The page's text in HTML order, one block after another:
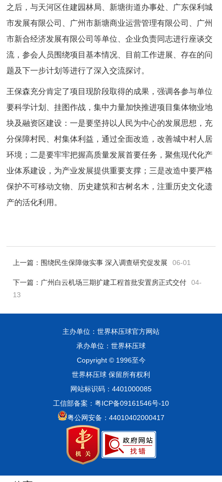
之后，与天河区住建园林局、新塘街道办事处、广东保利城
市发展有限公司、广州市新塘商业运营管理有限公司、广州
市新合经济发展有限公司等单位、企业负责同志进行座谈交
流，参会人员围绕项目基本情况、目前工作进展、存在的问
题及下一步计划等进行了深入交流探讨。
王保森充分肯定了项目现阶段取得的成果，强调各参与单位
要科学计划、挂图作战，集中力量加快推进项目集体物业地
块及融资区建设：一是要坚持以人民为中心的发展思想，充
分保障村民、村集体利益，通过全面改造，改善城中村人居
环境；二是要牢牢把握高质量发展首要任务，聚焦现代化产
业体系建设，为产业发展提供重要支撑；三是改造中要严格
保护不可移动文物、历史建筑和古树名木，注重历史文化遗
产的活化利用。
上一篇： 围绕民生保障做实事 深入调查研究促发展 06-01
下一篇： 广州白云机场三期扩建工程首批安置房正式交付
04-
13
主办单位：世界杯压球官方网站
承办单位：世界杯压球
Copyright © 1996至今
世界杯压球 保留所有权利
网站标识码：4401000085
工信部备案：粤ICP备09161546号-10
粤公网安备：44010402000417